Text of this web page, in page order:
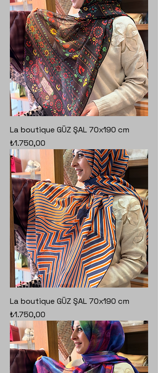
La boutique GÜZ ŞAL 70x190 cm
Fiyat
₺1.750,00
La boutique GÜZ ŞAL 70x190 cm
Fiyat
₺1.750,00